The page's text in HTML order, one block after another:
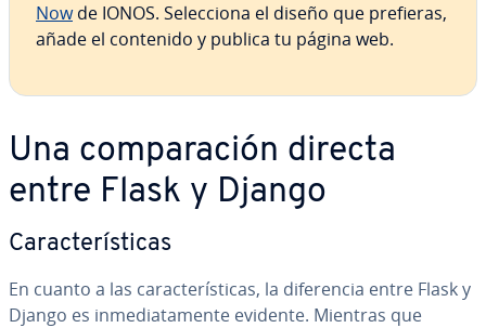
Nowde IONOS. Se­le­c­cio­na el diseño que prefieras,
añade el contenido y publica tu página web.
Una co­m­pa­ra­ción directa
entre Flask y Django
Ca­ra­c­te­rí­s­ti­cas
En cuanto a las ca­ra­c­te­rí­s­ti­cas, la di­fe­re­n­cia entre Flask y
Django es in­me­dia­ta­me­n­te evidente. Mientras que